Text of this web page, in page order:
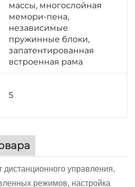
массы, многослойная
мемори-пена,
независимые
пружинные блоки,
запатентированная
встроенная рама
5
управления,
режимов, настройка